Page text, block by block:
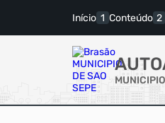
Início Conteúdo